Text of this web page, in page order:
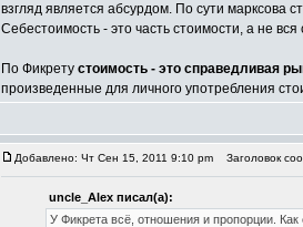
взгляд является абсурдом. По сути марксова
Себестоимость - это часть стоимости, а не вся
По Фикрету стоимость - это справедливая
произведенные для личного употребления
Добавлено: Чт Сен 15, 2011 9:10 pm Заголовок
uncle_Alex писал(а):
У Фикрета всё, отношения и пропорции. Как